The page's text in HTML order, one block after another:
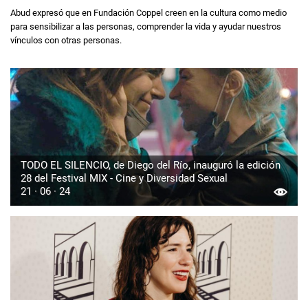
Abud expresó que en Fundación Coppel creen en la cultura como medio
para sensibilizar a las personas, comprender la vida y ayudar nuestros
vínculos con otras personas.
TODO EL SILENCIO, de Diego del Río, inauguró la edición
28 del Festival MIX - Cine y Diversidad Sexual
21 · 06 · 24